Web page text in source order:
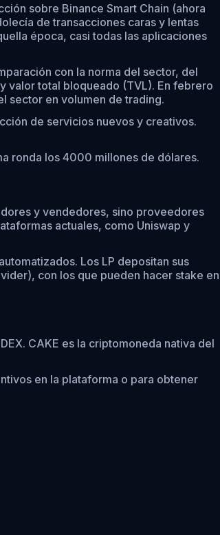
sobre Binance Smart Chain (ahora
de transacciones caras y lentas
época, casi todas las aplicaciones
con la norma del sector, del
valor total bloqueado (TVL). En febrero
sector en volumen de trading.
de servicios nuevos y creativos.
ronda los 4000 millones de dólares.
y vendedores, sino proveedores
actuales, como Uniswap y
Los LP depositan sus
con los que pueden hacer stake en
CAKE es la criptomoneda nativa del
en la plataforma o para obtener